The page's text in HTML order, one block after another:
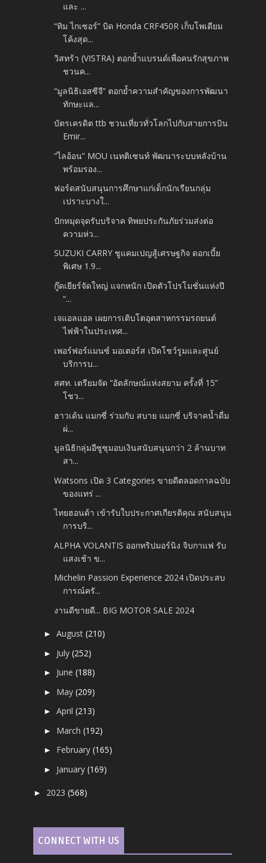
และ ...
“ทิม ไกเซอร์” บิด Honda CRF450R เก็บโพเดียม
โค้งสุด...
วิสทร้า (VISTRA) ตอกย้ำแบรนด์เพื่อคนรักสุขภาพ
ชวนค...
“มูลนิธิเอสซีจี” ตอกย้ำความสำคัญของการพัฒนา
ทักษะแล...
บัตรเครดิต ttb ชวนเที่ยวทั่วโลกไปกับสายการบิน
Emir...
“ไลอ้อน” MOU เนทติเซนท์ พัฒนาระบบหลังบ้าน
พร้อมรอง...
ฟอร์ดสนับสนุนการศึกษาแก่เด็กนักเรียนกลุ่ม
เปราะบางใ...
ปักหมุดจุดรับบริจาค ทิพยประกันภัยร่วมส่งต่อ
ความห่ว...
SUZUKI CARRY ชูแคมเปญสู้เศรษฐกิจ ดอกเบี้ย
พิเศษ 1.9...
กู๊ดเยียร์จัดใหญ่ แจกหนัก เปิดตัวโปรโมชั่นแห่งปี
“...
เจแอลแอล เผยการเติบโตอุตสาหกรรมรถยนต์
ไฟฟ้าในประเทศ...
เพอร์ฟอร์แมนซ์ มอเตอร์ส เปิดโชว์รูมและศูนย์
บริการบ...
สศท. เตรียมจัด “อัตลักษณ์แห่งสยาม ครั้งที่ 15”
โชว...
ฮาวเด้น แมกซี่ ร่วมกับ สบาย แมกซี่ บริจาคน้ำดื่ม
ผ่...
มูลนิธิกลุ่มอีซูซุมอบเงินสนับสนุนกว่า 2 ล้านบาท
สา...
Watsons เปิด 3 Categories ขายดีตลอดกาลฉบับ
ของแทร่ ...
ไทยฮอนด้า เข้ารับใบประกาศเกียรติคุณ สนับสนุน
การบริ...
ALPHA VOLANTIS ออกทริปมอร์นิง จิบกาแฟ รับ
แสงเช้า ข...
Michelin Passion Experience 2024 เปิดประสบ
การณ์ครั...
งานดีขายดี... BIG MOTOR SALE 2024
►August(210)
► July(252)
► June(188)
► May(209)
►April(213)
► March(192)
► February(165)
► January(169)
► 2023(568)
CONNECT WITH US